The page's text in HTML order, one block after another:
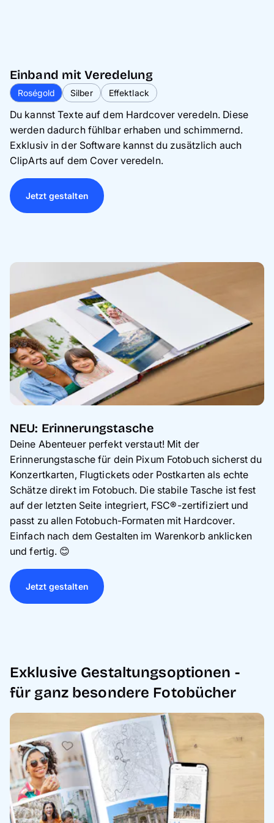
Einband mit Veredelung
Roségold Silber Effektlack
Du kannst Texte auf dem Hardcover veredeln. Diese
werden dadurch fühlbar erhaben und schimmernd.
Exklusiv in der Software kannst du zusätzlich auch
ClipArts auf dem Cover veredeln.
Jetzt gestalten
NEU: Erinnerungstasche
Deine Abenteuer perfekt verstaut! Mit der
Erinnerungstasche für dein Pixum Fotobuch sicherst du
Konzertkarten, Flugtickets oder Postkarten als echte
Schätze direkt im Fotobuch. Die stabile Tasche ist fest
auf der letzten Seite integriert, FSC®-zertifiziert und
passt zu allen Fotobuch-Formaten mit Hardcover.
Einfach nach dem Gestalten im Warenkorb anklicken
und fertig. 😊
Jetzt gestalten
Exklusive Gestaltungsoptionen -
für ganz besondere Fotobücher